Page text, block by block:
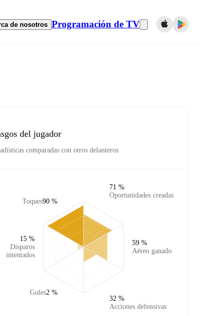
de nosotros Programación de TV
del jugador
comparadas con otros delanteros
Toques90 %
Disparos
intentados
15 %
Goles2 %
Oportunidades creadas
71 %
Aéreo ganado
59 %
Acciones defensivas
32 %